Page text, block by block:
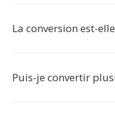
La conversion est-
Puis-je convertir